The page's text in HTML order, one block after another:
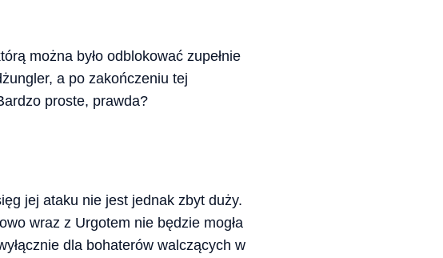
można było odblokować zupełnie
a po zakończeniu tej
proste, prawda?
jej ataku nie jest jednak zbyt duży.
wraz z Urgotem nie będzie mogła
dla bohaterów walczących w